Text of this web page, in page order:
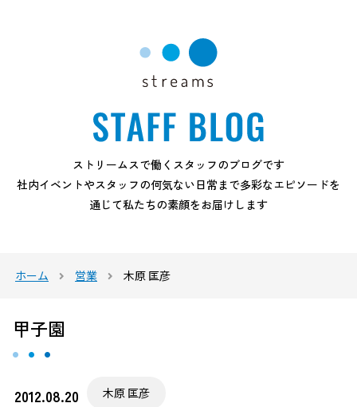
ストリームスで働くスタッフのブログです
社内イベントやスタッフの何気ない日常まで多彩なエピソードを
通じて私たちの素顔をお届けします
ホーム 営業 木原 匡彦
甲子園
2012.08.20 木原 匡彦